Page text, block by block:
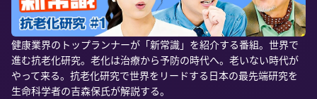
健康業界のトップランナーが「新常識」を紹介する番組。世界で
進む抗老化研究。老化は治療から予防の時代へ。老いない時代が
やって来る。抗老化研究で世界をリードする日本の最先端研究を
生命科学者の吉森保氏が解説する。